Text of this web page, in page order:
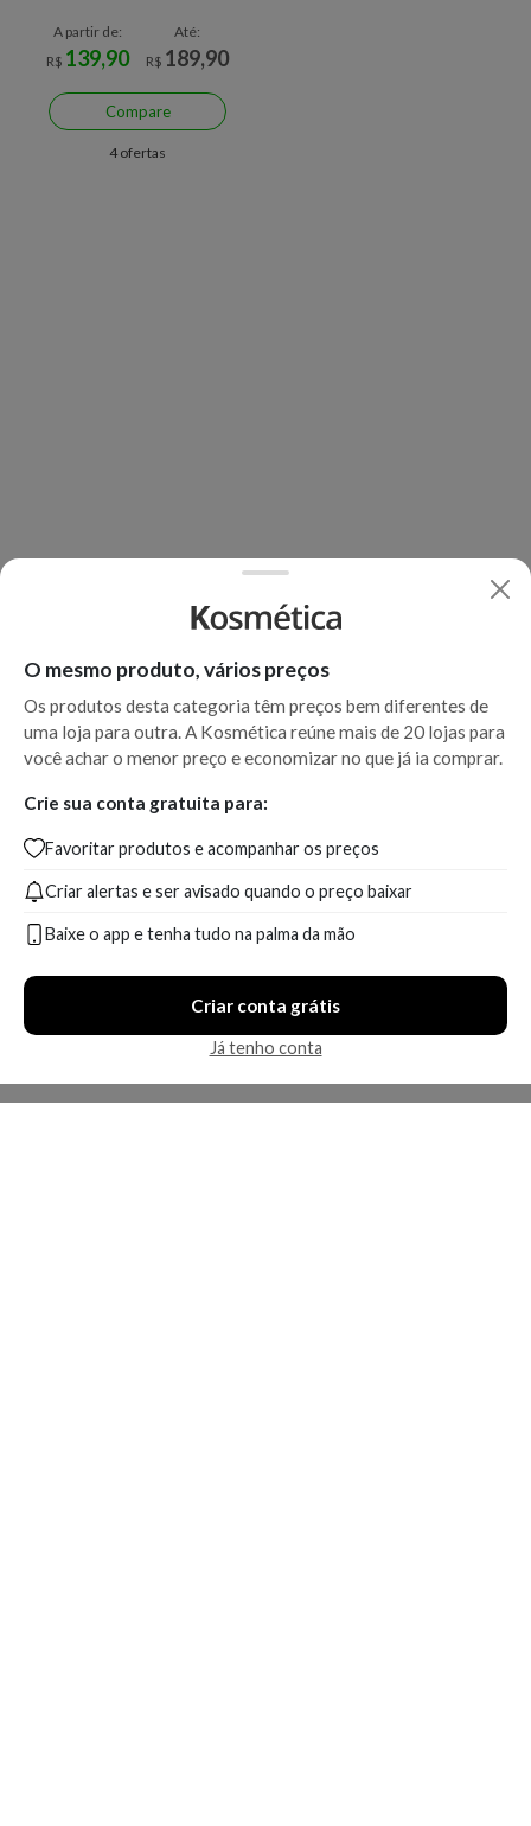
A partir de:
R$ 139,90
Até:
R$ 189,90
Compare
4 ofertas
O mesmo produto, vários preços
Os produtos desta categoria têm preços bem diferentes de
uma loja para outra. A Kosmética reúne mais de 20 lojas para
você achar o menor preço e economizar no que já ia comprar.
Crie sua conta gratuita para:
Favoritar produtos e acompanhar os preços
Criar alertas e ser avisado quando o preço baixar
Baixe o app e tenha tudo na palma da mão
Criar conta grátis
Já tenho conta